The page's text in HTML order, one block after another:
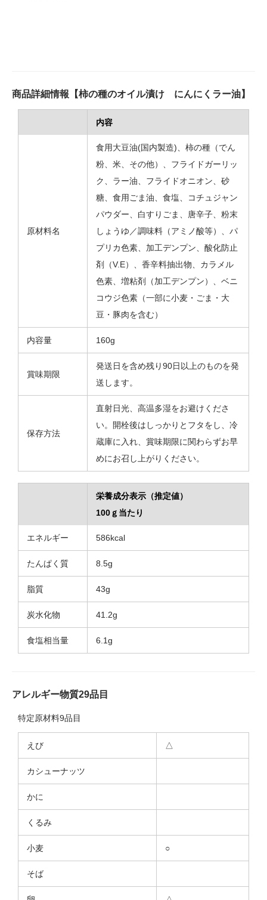
商品詳細情報【柿の種のオイル漬け にんにくラー油】
内容
原材料名
食用大豆油(国内製造)、柿の種（でん
粉、米、その他）、フライドガーリッ
ク、ラー油、フライドオニオン、砂
糖、食用ごま油、食塩、コチュジャン
パウダー、白すりごま、唐辛子、粉末
しょうゆ／調味料（アミノ酸等）、パ
プリカ色素、加工デンプン、酸化防止
剤（V.E）、香辛料抽出物、カラメル
色素、増粘剤（加工デンプン）、ベニ
コウジ色素（一部に小麦・ごま・大
豆・豚肉を含む）
内容量 160g
賞味期限
発送日を含め残り90日以上のものを発
送します。
保存方法
直射日光、高温多湿をお避けくださ
い。開栓後はしっかりとフタをし、冷
蔵庫に入れ、賞味期限に関わらずお早
めにお召し上がりください。
栄養成分表示（推定値）
100ｇ当たり
エネルギー 586kcal
たんぱく質 8.5g
脂質 43g
炭水化物 41.2g
食塩相当量 6.1g
アレルギー物質29品目
特定原材料9品目
えび △
カシューナッツ
かに
くるみ
小麦 ○
そば